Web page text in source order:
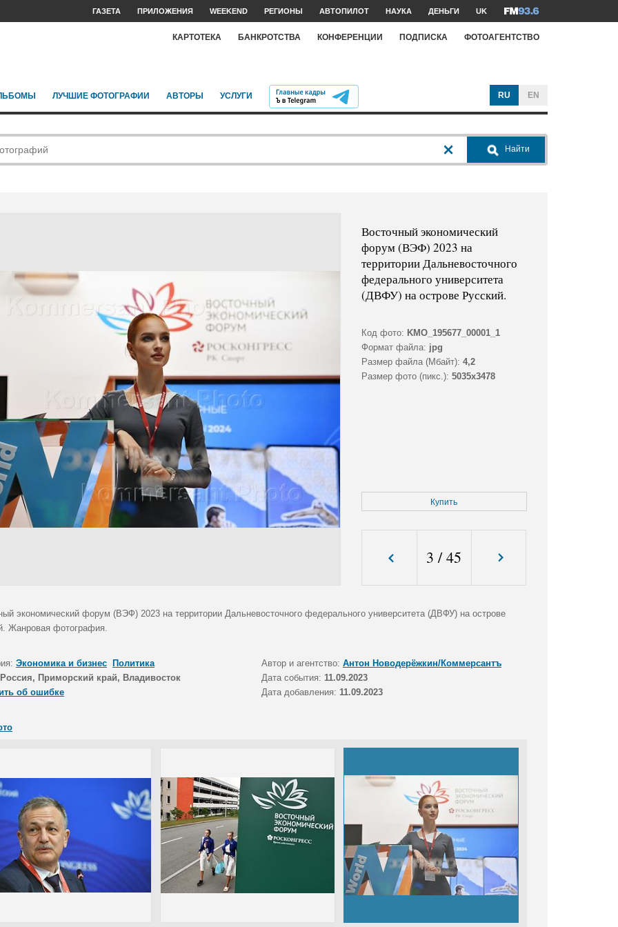
ГАЗЕТА ПРИЛОЖЕНИЯ WEEKEND РЕГИОНЫ АВТОПИЛОТ НАУКА ДЕНЬГИ UK
КАРТОТЕКА БАНКРОТСТВА КОНФЕРЕНЦИИ ПОДПИСКА ФОТОАГЕНТСТВО
ЛУЧШИЕ ФОТОГРАФИИ АВТОРЫ УСЛУГИ RU EN
Найти
Восточный экономический
форум (ВЭФ) 2023 на
территории Дальневосточного
федерального университета
(ДВФУ) на острове Русский.
Код фото: KMO_195677_00001_1
Формат файла: jpg
Размер файла (Мбайт): 4,2
Размер фото (пикс.): 5035x3478
Купить
3 /45
экономический форум (ВЭФ) 2023 на территории Дальневосточного федерального университета (ДВФУ) на острове
Жанровая фотография.
Экономика и бизнес Политика Автор и агентство: Антон Новодерёжкин/Коммерсантъ
Россия, Приморский край, Владивосток Дата события: 11.09.2023
об ошибке
Дата добавления: 11.09.2023